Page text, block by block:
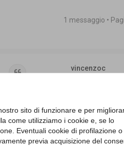
sito di funzionare e per
come utilizziamo i cookie e, se lo
Eventuali cookie di profilazione o
previa acquisizione del
1 messaggio •
vincenzoc
Cita